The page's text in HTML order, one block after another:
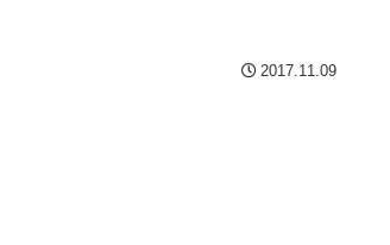
2017.11.09